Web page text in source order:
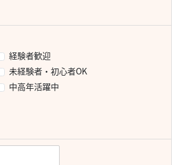
経験者歓迎
未経験者・初心者OK
中高年活躍中